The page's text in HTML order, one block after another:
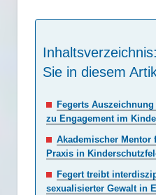
Sie in diesem
Fegerts
zu Engagement im
Akademischer Mentor
Praxis in
Fegert treibt
sexualisierter Gewalt in